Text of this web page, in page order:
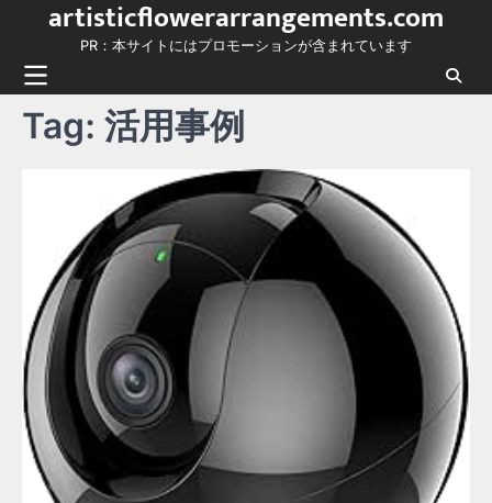
content
artisticflowerarrangements.com
PR：本サイトにはプロモーションが含まれています
Tag: 活用事例